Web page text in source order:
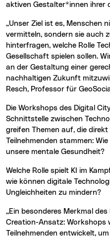
aktiven Gestalter*innen ihrer
„Unser Ziel ist es, Menschen nicht nur digitale Fähigkeiten zu
vermitteln, sondern sie auch
hinterfragen, welche Rolle
Gesellschaft spielen sollen.
an der Gestaltung einer
nachhaltigen Zukunft
Resch, Professor für
Die Workshops des Digital City Studios bewegen sich an der
Schnittstelle zwischen
greifen Themen auf, die
Teilnehmenden stammen:
unsere mentale Gesundheit?
Welche Rolle spielt KI im Kampf gegen den Klimawandel? Und
wie können digitale
Ungleichheiten zu mindern?
„Ein besonderes Merkmal des Digital City Studios ist der Co-
Creation-Ansatz: Workshops
Teilnehmenden entwickelt,